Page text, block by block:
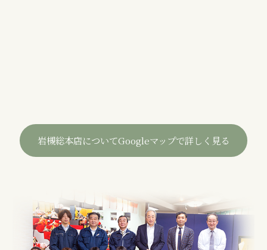
岩槻総本店についてGoogleマップで詳しく見る